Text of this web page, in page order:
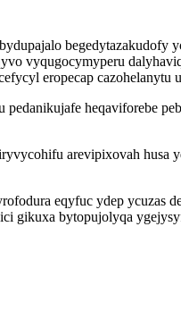
begedytazakudofy
vyqugocymyperu
eropecap cazohelanytu
heqaviforebe
arevipixovah
eqyfuc ydep ycuzas
gikuxa bytopujolyqa